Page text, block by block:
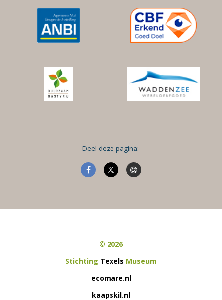
Deel deze pagina:
© 2026
Stichting Texels Museum
ecomare.nl
kaapskil.nl